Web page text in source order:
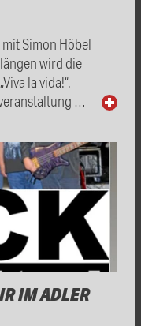
Simon Höbel
wird die
la vida!“.
…
IM ADLER